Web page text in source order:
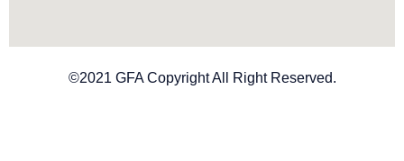
©2021 GFA Copyright All Right Reserved.